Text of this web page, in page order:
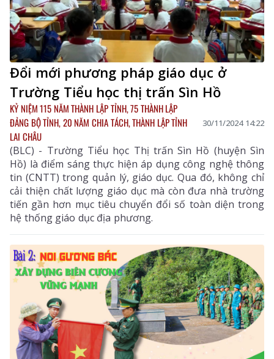
Đổi mới phương pháp giáo dục ở
Trường Tiểu học thị trấn Sìn Hồ
KỶ NIỆM 115 NĂM THÀNH LẬP TỈNH, 75 THÀNH LẬP
ĐẢNG BỘ TỈNH, 20 NĂM CHIA TÁCH, THÀNH LẬP TỈNH
LAI CHÂU
30/11/2024 14:22
(BLC) - Trường Tiểu học Thị trấn Sìn Hồ (huyện Sìn
Hồ) là điểm sáng thực hiện áp dụng công nghệ thông
tin (CNTT) trong quản lý, giáo dục. Qua đó, không chỉ
cải thiện chất lượng giáo dục mà còn đưa nhà trường
tiến gần hơn mục tiêu chuyển đổi số toàn diện trong
hệ thống giáo dục địa phương.